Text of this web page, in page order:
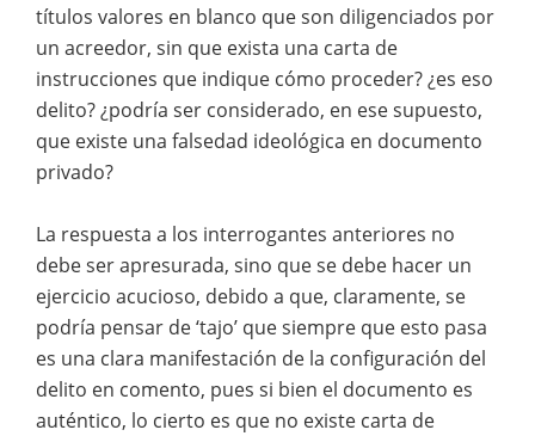
títulos valores en blanco que son diligenciados por
un acreedor, sin que exista una carta de
instrucciones que indique cómo proceder? ¿es eso
delito? ¿podría ser considerado, en ese supuesto,
que existe una falsedad ideológica en documento
privado?
La respuesta a los interrogantes anteriores no
debe ser apresurada, sino que se debe hacer un
ejercicio acucioso, debido a que, claramente, se
podría pensar de ‘tajo’ que siempre que esto pasa
es una clara manifestación de la configuración del
delito en comento, pues si bien el documento es
auténtico, lo cierto es que no existe carta de